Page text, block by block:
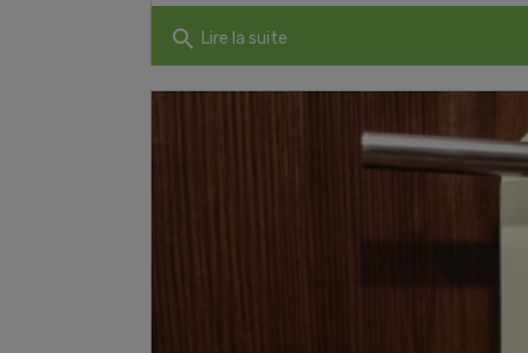
search Lire la suite